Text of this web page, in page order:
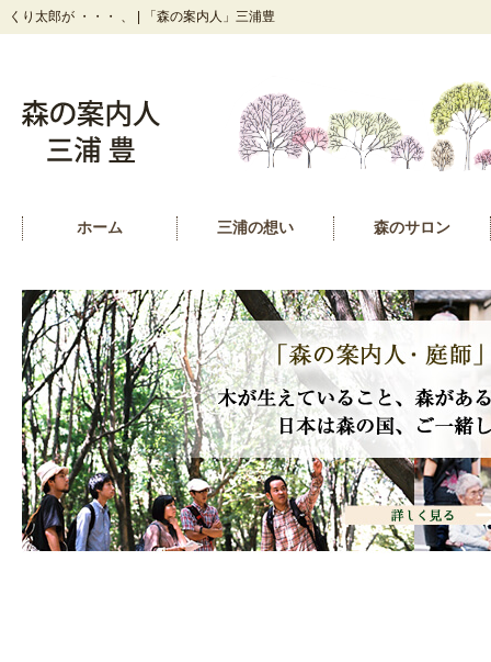
くり太郎が ・・・ 、 | 「森の案内人」三浦豊
ホーム 三浦の想い 森のサロン